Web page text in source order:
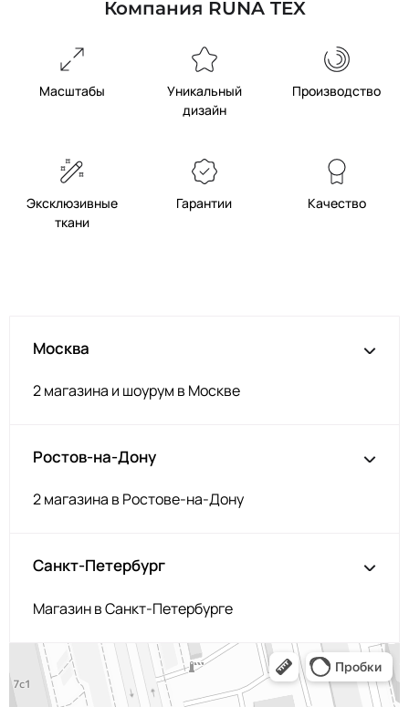
Компания RUNA TEX
Масштабы
Уникальный
дизайн
Производство
Эксклюзивные
ткани
Гарантии Качество
Москва
2 магазина и шоурум в Москве
Ростов-на-Дону
2 магазина в Ростове-на-Дону
Санкт-Петербург
Магазин в Санкт-Петербурге